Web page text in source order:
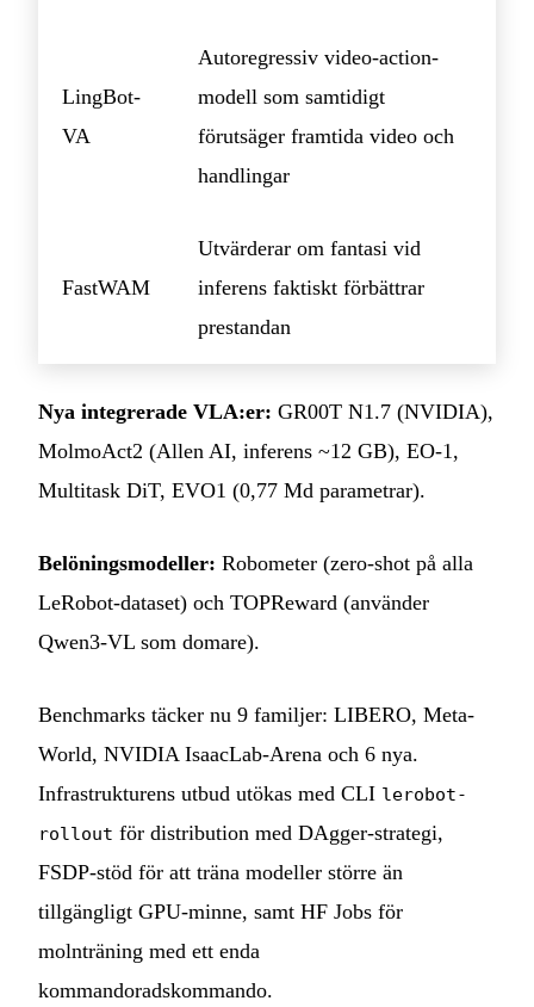
LingBot-
VA
Autoregressiv video-action-
modell som samtidigt
förutsäger framtida video och
handlingar
FastWAM
Utvärderar om fantasi vid
inferens faktiskt förbättrar
prestandan
Nya integrerade VLA:er: GR00T N1.7 (NVIDIA),
MolmoAct2 (Allen AI, inferens ~12 GB), EO-1,
Multitask DiT, EVO1 (0,77 Md parametrar).
Belöningsmodeller: Robometer (zero-shot på alla
LeRobot-dataset) och TOPReward (använder
Qwen3-VL som domare).
Benchmarks täcker nu 9 familjer: LIBERO, Meta-
World, NVIDIA IsaacLab-Arena och 6 nya.
Infrastrukturens utbud utökas med CLI lerobot-
rollout för distribution med DAgger-strategi,
FSDP-stöd för att träna modeller större än
tillgängligt GPU-minne, samt HF Jobs för
molnträning med ett enda
kommandoradskommando.